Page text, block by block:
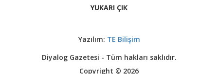
YUKARI ÇIK
Yazılım: TE Bilişim
Diyalog Gazetesi - Tüm hakları saklıdır.
Copyright © 2026